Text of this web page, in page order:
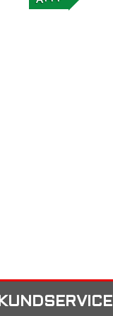
KUNDSERVICE